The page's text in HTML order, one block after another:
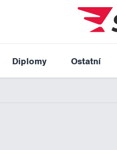
Diplomy Ostatní